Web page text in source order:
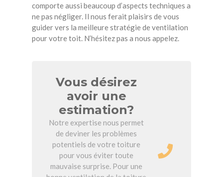
comporte aussi beaucoup d’aspects techniques a
ne pas négliger. Il nous ferait plaisirs de vous
guider vers la meilleure stratégie de ventilation
pour votre toit. N’hésitez pas a nous appelez.
Vous désirez
avoir une
estimation?
Notre expertise nous permet
de deviner les problèmes
potentiels de votre toiture
pour vous éviter toute
mauvaise surprise. Pour une